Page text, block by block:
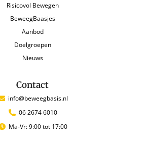
Risicovol Bewegen
BeweegBaasjes
Aanbod
Doelgroepen
Nieuws
Contact
info@beweegbasis.nl
06 2674 6010
Ma-Vr: 9:00 tot 17:00